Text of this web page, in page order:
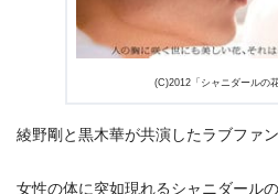
出典:U-NEXT
(C)2012「シャニダールの
綾野剛と黒木華が共演したラブファ
女性の体に突如現れるシャニダールの